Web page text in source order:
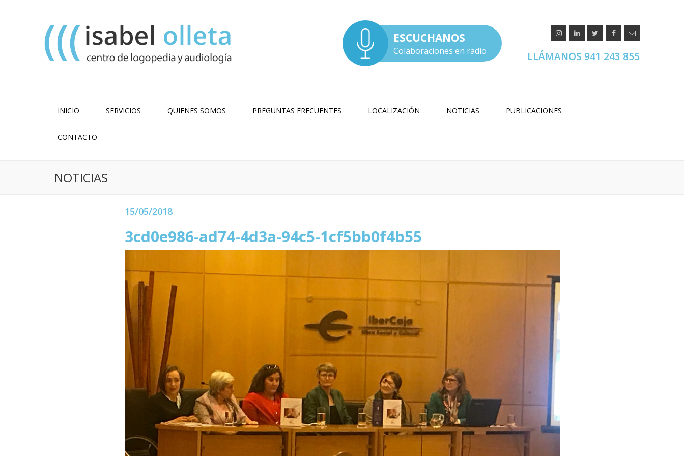
LLÁMANOS 941 243 855
ESCUCHANOS
Colaboraciones en radio
INICIO SERVICIOS QUIENES SOMOS PREGUNTAS FRECUENTES LOCALIZACIÓN NOTICIAS PUBLICACIONES
CONTACTO
NOTICIAS
15/05/2018
3cd0e986-ad74-4d3a-94c5-1cf5bb0f4b55